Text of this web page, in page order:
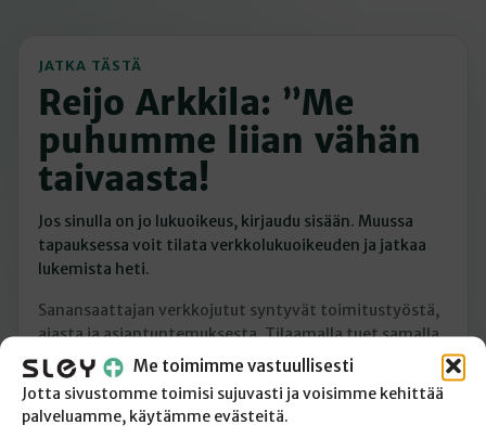
Me toimimme vastuullisesti
Jotta sivustomme toimisi sujuvasti ja voisimme kehittää
palveluamme, käytämme evästeitä.
JATKA TÄSTÄ
Reijo Arkkila: ”Me
puhumme liian vähän
taivaasta!
Jos sinulla on jo lukuoikeus, kirjaudu sisään. Muussa
tapauksessa voit tilata verkkolukuoikeuden ja jatkaa
lukemista heti.
Sanansaattajan verkkojutut syntyvät toimitustyöstä,
ajasta ja asiantuntemuksesta. Tilaamalla tuet samalla
laadukasta kristillistä journalismia.
Minulla on jo lukuoikeus